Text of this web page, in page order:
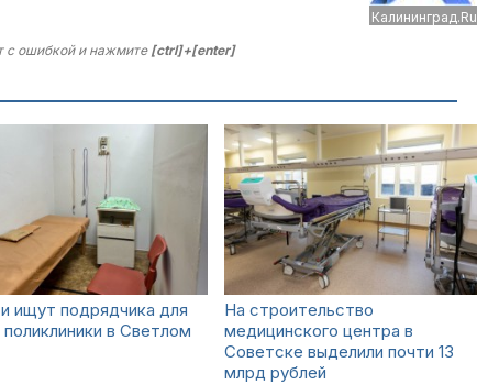
Калининград.Ru
ошибкой и нажмите[ctrl]+[enter]
ищут подрядчика для
в Светлом
На строительство
медицинского центра в
Советске выделили почти 13
млрд рублей